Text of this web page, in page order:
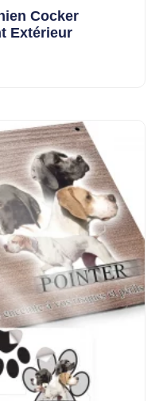
Cocker
Extérieur